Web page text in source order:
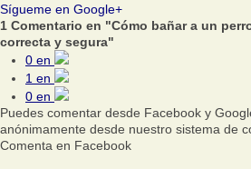
Sígueme en Google+
1 Comentario en "Cómo bañar a un
correcta y segura"
0 en
1 en
0 en
Puedes comentar desde Facebook y
anónimamente desde nuestro sistema de
Comenta en Facebook